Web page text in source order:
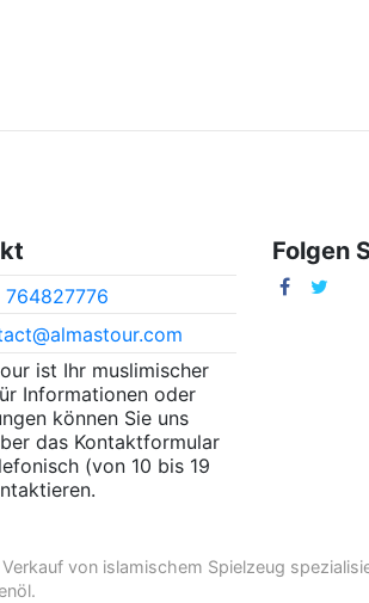
764827776
ist Ihr muslimischer
Informationen oder
können Sie uns
das Kontaktformular
(von 10 bis 19
Folgen
von islamischem Spielzeug
.